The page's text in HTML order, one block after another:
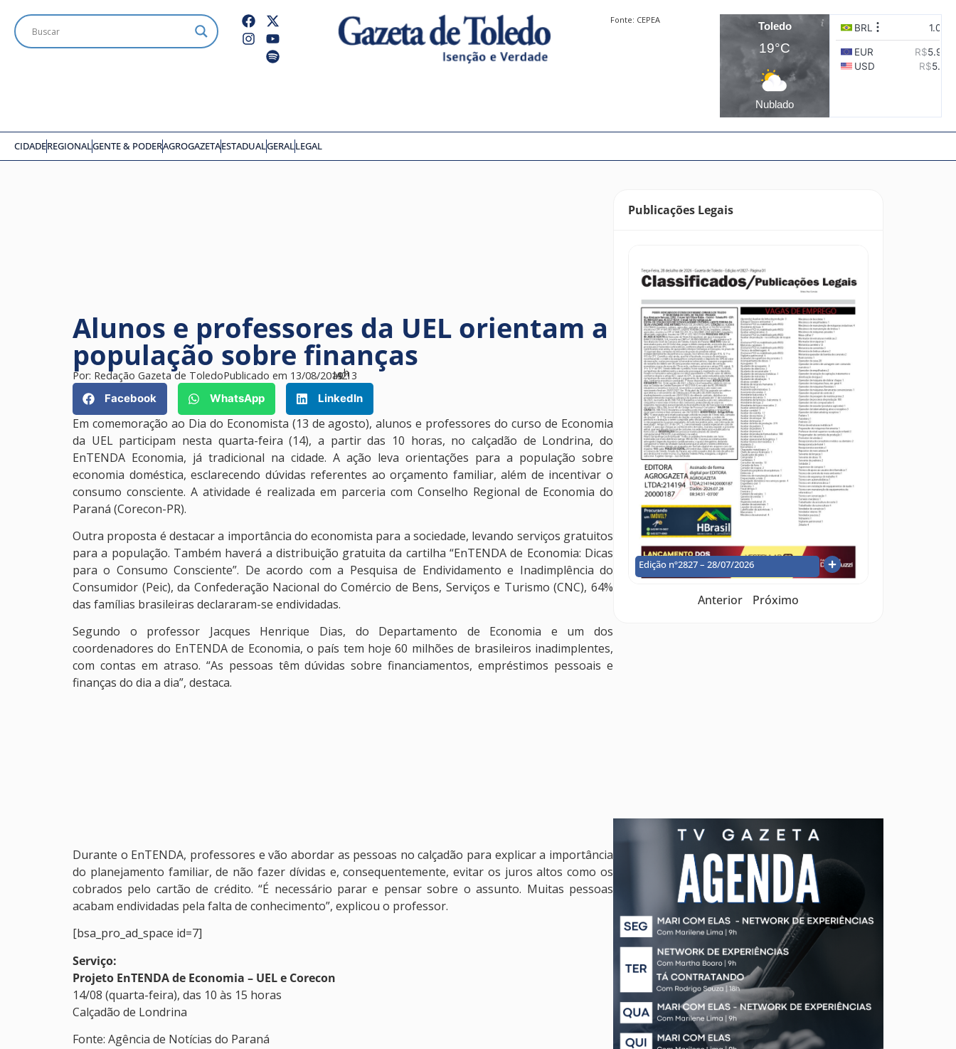
Fonte: CEPEA
Toledo
19°C
Nublado
CIDADEREGIONALGENTE & PODERAGROGAZETAESTADUALGERALLEGAL
Alunos e professores da UEL orientam a
população sobre finanças
Por: Redação Gazeta de ToledoPublicado em 13/08/2019
às13
h
42
Facebook
WhatsApp LinkedIn
Em comemoração ao Dia do Economista (13 de agosto), alunos e professores do curso de Economia
da UEL participam nesta quarta-feira (14), a partir das 10 horas, no calçadão de Londrina, do
EnTENDA Economia, já tradicional na cidade. A ação leva orientações para a população sobre
economia doméstica, esclarecendo dúvidas referentes ao orçamento familiar, além de incentivar o
consumo consciente. A atividade é realizada em parceria com Conselho Regional de Economia do
Paraná (Corecon-PR).
Outra proposta é destacar a importância do economista para a sociedade, levando serviços gratuitos
para a população. Também haverá a distribuição gratuita da cartilha “EnTENDA de Economia: Dicas
para o Consumo Consciente”. De acordo com a Pesquisa de Endividamento e Inadimplência do
Consumidor (Peic), da Confederação Nacional do Comércio de Bens, Serviços e Turismo (CNC), 64%
das famílias brasileiras declararam-se endividadas.
Segundo o professor Jacques Henrique Dias, do Departamento de Economia e um dos
coordenadores do EnTENDA de Economia, o país tem hoje 60 milhões de brasileiros inadimplentes,
com contas em atraso. “As pessoas têm dúvidas sobre financiamentos, empréstimos pessoais e
finanças do dia a dia”, destaca.
Durante o EnTENDA, professores e vão abordar as pessoas no calçadão para explicar a importância
do planejamento familiar, de não fazer dívidas e, consequentemente, evitar os juros altos como os
cobrados pelo cartão de crédito. “É necessário parar e pensar sobre o assunto. Muitas pessoas
acabam endividadas pela falta de conhecimento”, explicou o professor.
[bsa_pro_ad_space id=7]
Serviço:
Projeto EnTENDA de Economia – UEL e Corecon
14/08 (quarta-feira), das 10 às 15 horas
Calçadão de Londrina
Fonte: Agência de Notícias do Paraná
Publicações Legais
Edição nº2827 – 28/07/2026
Anterior Próximo